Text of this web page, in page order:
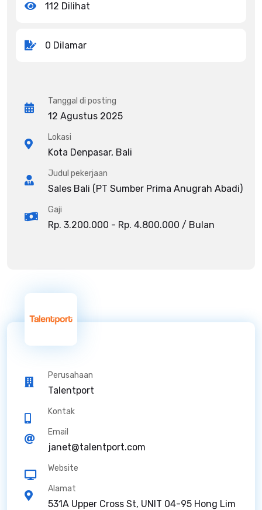
112 Dilihat
0 Dilamar
Tanggal di posting
12 Agustus 2025
Lokasi
Kota Denpasar, Bali
Judul pekerjaan
Sales Bali (PT Sumber Prima Anugrah Abadi)
Gaji
Rp. 3.200.000 - Rp. 4.800.000 / Bulan
Perusahaan
Talentport
Kontak
Email
janet@talentport.com
Website
Alamat
531A Upper Cross St, UNIT 04-95 Hong Lim